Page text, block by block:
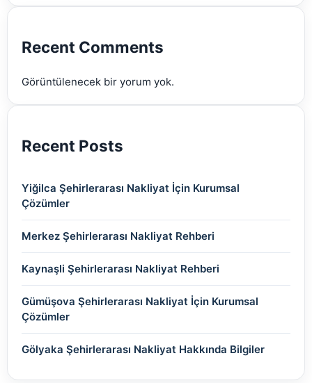
(2)(2)
(2)
Recent Comments
Görüntülenecek bir yorum yok.
Recent Posts
Yiğilca Şehirlerarası Nakliyat İçin Kurumsal
Çözümler
Merkez Şehirlerarası Nakliyat Rehberi
Kaynaşli Şehirlerarası Nakliyat Rehberi
Gümüşova Şehirlerarası Nakliyat İçin Kurumsal
Çözümler
Gölyaka Şehirlerarası Nakliyat Hakkında Bilgiler